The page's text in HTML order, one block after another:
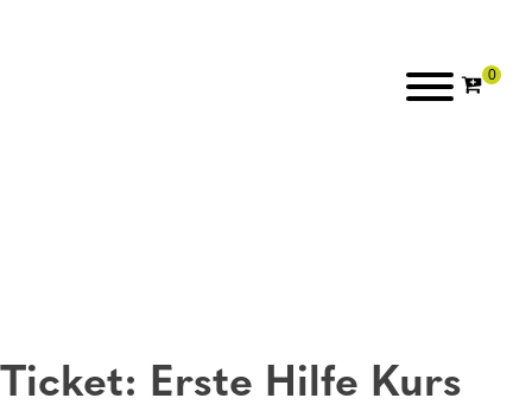
Ticket: Erste Hilfe Kurs